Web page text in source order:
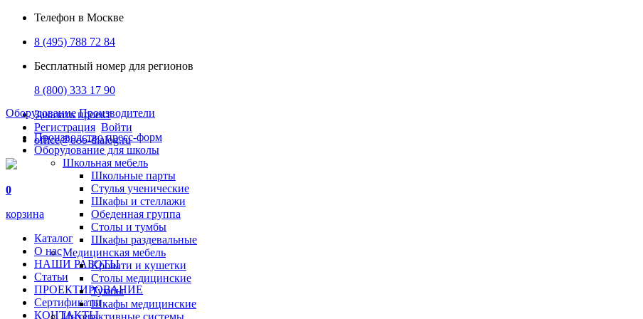
Телефон в Москве
8 (495) 788 72 84
Бесплатный номер для регионов
8 (800) 333 17 90
Заказать проект
Регистрация Войти
office@ooo-dialog.ru
0
корзина
Каталог
О нас
НАШИ РАБОТЫ
Статьи
ПРОЕКТИРОВАНИЕ
Сертификаты
КОНТАКТЫ
Оборудование Производители
Производство пресс-форм
Оборудование для школы
Школьная мебель
Школьные парты
Стулья ученические
Шкафы и стеллажи
Обеденная группа
Столы и тумбы
Шкафы раздевальные
Медицинская мебель
Кровати и кушетки
Столы медицинские
Тумбы
Шкафы медицинские
Интерактивные системы